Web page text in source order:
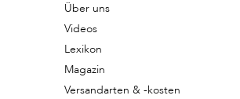
Über uns
Videos
Lexikon
Magazin
Versandarten & -kosten